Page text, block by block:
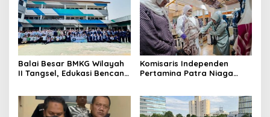
Balai Besar BMKG Wilayah
II Tangsel, Edukasi Bencana
23
Komisaris Independen
Pertamina Patra Niaga
Sentuhan Kemanusiaan dan
Keberlanjutan